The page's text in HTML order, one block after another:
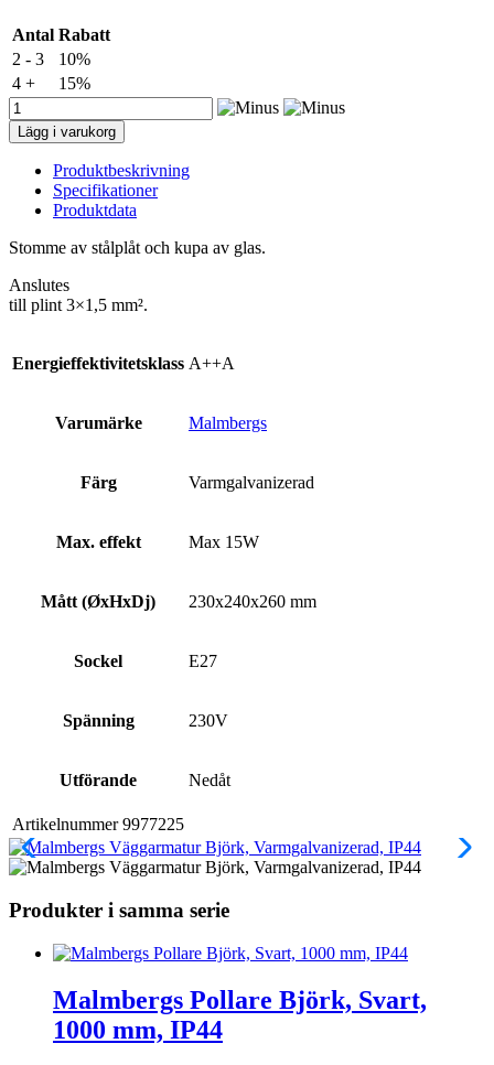
Antal Rabatt
2 - 3
10%
4 +
15%
Malmbergs
Väggarmatur
Björk,
Varmgalvanizerad,
IP44
mängd
Lägg i varukorg
Produktbeskrivning
Specifikationer
Produktdata
Stomme av stålplåt och kupa av glas.
Anslutes
till plint 3×1,5 mm².
Energieffektivitetsklass A++A
Varumärke Malmbergs
Färg Varmgalvanizerad
Max. effekt Max 15W
Mått (ØxHxDj) 230x240x260 mm
Sockel E27
Spänning 230V
Utförande Nedåt
Artikelnummer 9977225
Produkter i samma serie
Malmbergs Pollare Björk, Svart,
1000 mm, IP44